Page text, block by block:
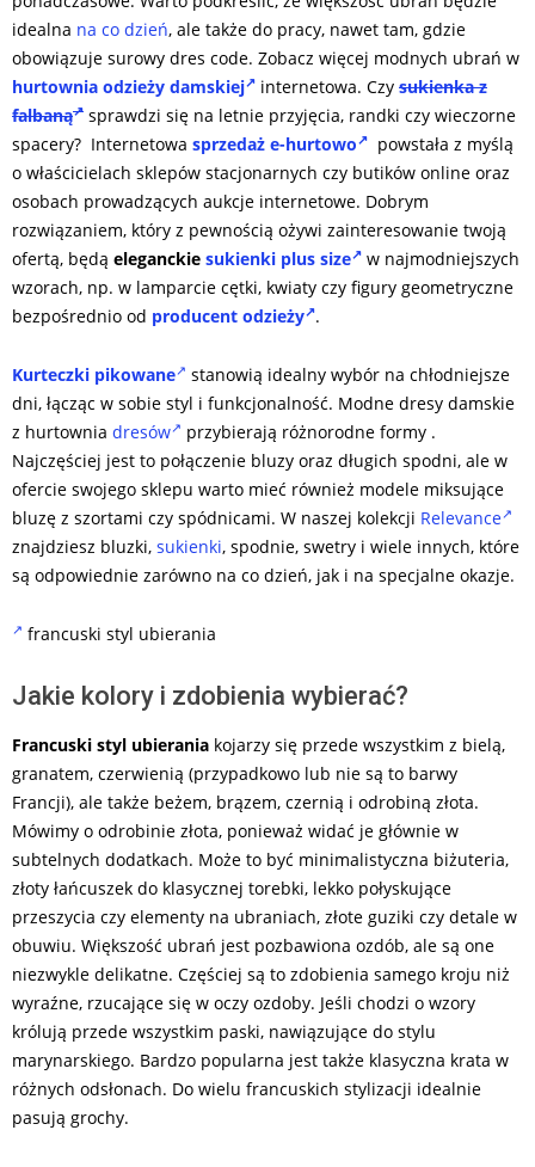
idealna na co dzień, ale także do pracy, nawet tam, gdzie
obowiązuje surowy dres code. Zobacz więcej modnych ubrań w
hurtownia odzieży damskiej
internetowa. Czy sukienka z
falbaną
sprawdzi się na letnie przyjęcia, randki czy wieczorne
spacery? Internetowa sprzedaż e-hurtowo
powstała z myślą
o właścicielach sklepów stacjonarnych czy butików online oraz
osobach prowadzących aukcje internetowe. Dobrym
rozwiązaniem, który z pewnością ożywi zainteresowanie twoją
ofertą, będą eleganckie sukienki plus size
w najmodniejszych
wzorach, np. w lamparcie cętki, kwiaty czy figury geometryczne
bezpośrednio od producent odzieży .
Kurteczki pikowane
stanowią idealny wybór na chłodniejsze
dni, łącząc w sobie styl i funkcjonalność. Modne dresy damskie
z hurtownia dresów
przybierają różnorodne formy .
Najczęściej jest to połączenie bluzy oraz długich spodni, ale w
ofercie swojego sklepu warto mieć również modele miksujące
bluzę z szortami czy spódnicami. W naszej kolekcji Relevance
znajdziesz bluzki, sukienki, spodnie, swetry i wiele innych, które
są odpowiednie zarówno na co dzień, jak i na specjalne okazje.
francuski styl ubierania
Jakie kolory i zdobienia wybierać?
Francuski styl ubierania kojarzy się przede wszystkim z bielą,
granatem, czerwienią (przypadkowo lub nie są to barwy
Francji), ale także beżem, brązem, czernią i odrobiną złota.
Mówimy o odrobinie złota, ponieważ widać je głównie w
subtelnych dodatkach. Może to być minimalistyczna biżuteria,
złoty łańcuszek do klasycznej torebki, lekko połyskujące
przeszycia czy elementy na ubraniach, złote guziki czy detale w
obuwiu. Większość ubrań jest pozbawiona ozdób, ale są one
niezwykle delikatne. Częściej są to zdobienia samego kroju niż
wyraźne, rzucające się w oczy ozdoby. Jeśli chodzi o wzory
królują przede wszystkim paski, nawiązujące do stylu
marynarskiego. Bardzo popularna jest także klasyczna krata w
różnych odsłonach. Do wielu francuskich stylizacji idealnie
pasują grochy.